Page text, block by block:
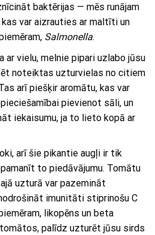
baktērijas — mēs runājam
var aizrauties ar maltīti un
Salmonella.
ar vielu, melnie pipari uzlabo jūsu
noteiktas uzturvielas no citiem
arī piešķir aromātu, kas var
pievienot sāli, un
iekaisumu, ja to lieto kopā ar
arī šie pikantie augļi ir tik
to piedāvājumu. Tomātu
uzturā var pazemināt
imunitāti stiprinošu C
likopēns un beta
palīdz uzturēt jūsu sirds